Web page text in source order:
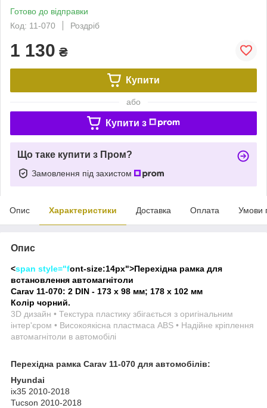
Готово до відправки
Код: 11-070
Роздріб
1 130 ₴
Купити
або
Купити з
Що таке купити з Пром?
Замовлення під захистом
Опис Характеристики Доставка Оплата Умови
Опис
<span style="font-size:14px">Перехідна рамка для
встановлення автомагнітоли
Carav 11-070: 2 DIN - 173 x 98 мм; 178 x 102 мм
Колір чорний.
3D дизайн • Текстура пластику збігається з оригінальним
інтер'єром • Високоякісна пластмаса ABS • Надійне кріплення
автомагнітоли в автомобілі
Перехідна рамка Carav 11-070 для автомобілів:
Hyundai
ix35 2010-2018
Tucson 2010-2018